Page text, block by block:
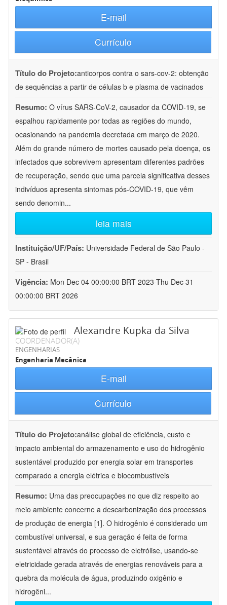
E-mail
Currículo
Título do Projeto:anticorpos contra o sars-cov-2: obtenção
de sequências a partir de células b e plasma de vacinados
Resumo: O vírus SARS-CoV-2, causador da COVID-19, se
espalhou rapidamente por todas as regiões do mundo,
ocasionando na pandemia decretada em março de 2020.
Além do grande número de mortes causado pela doença, os
infectados que sobrevivem apresentam diferentes padrões
de recuperação, sendo que uma parcela significativa desses
indivíduos apresenta sintomas pós-COVID-19, que vêm
sendo denomin...
leia mais
Instituição/UF/País: Universidade Federal de São Paulo -
SP - Brasil
Vigência: Mon Dec 04 00:00:00 BRT 2023-Thu Dec 31
00:00:00 BRT 2026
Alexandre Kupka da Silva
COORDENADOR(A)
ENGENHARIAS
Engenharia Mecânica
E-mail
Currículo
Título do Projeto:análise global de eficiência, custo e
impacto ambiental do armazenamento e uso do hidrogênio
sustentável produzido por energia solar em transportes
comparado a energia elétrica e biocombustíveis
Resumo: Uma das preocupações no que diz respeito ao
meio ambiente concerne a descarbonização dos processos
de produção de energia [1]. O hidrogênio é considerado um
combustível universal, e sua geração é feita de forma
sustentável através do processo de eletrólise, usando-se
eletricidade gerada através de energias renováveis para a
quebra da molécula de água, produzindo oxigênio e
hidrogêni...